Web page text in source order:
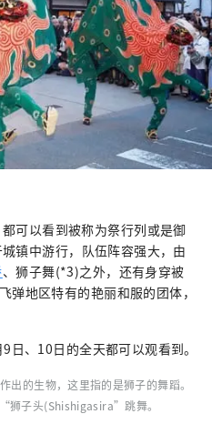
可以看到被称为祭行列或是御
镇中游行，队伍阵容强大，由
、狮子舞(*3)之外，还有身穿被
地区特有的艳丽和服的团体，
、10日的全天都可以观看到。
的生物，这里指的是狮子的舞蹈。
狮子头(Shishigasira”跳舞。